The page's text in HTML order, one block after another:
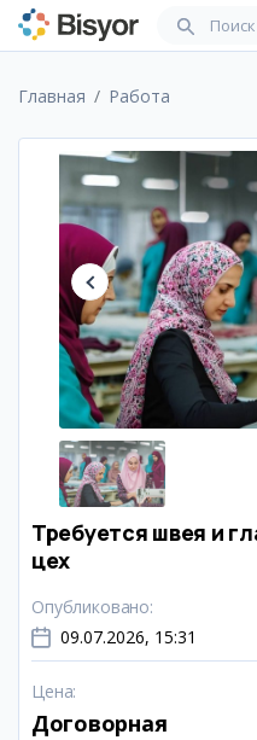
Главная Работа
Требуется швея и
цех
Опубликовано:
09.07.2026, 15:31
Цена:
Договорная